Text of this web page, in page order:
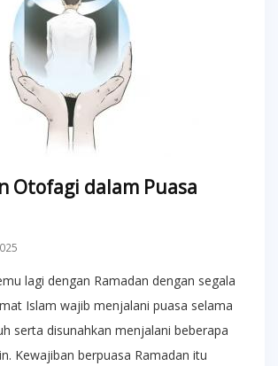
Otofagi dalam Puasa
lagi dengan Ramadan dengan segala
Islam wajib menjalani puasa selama
serta disunahkan menjalani beberapa
Kewajiban berpuasa Ramadan itu